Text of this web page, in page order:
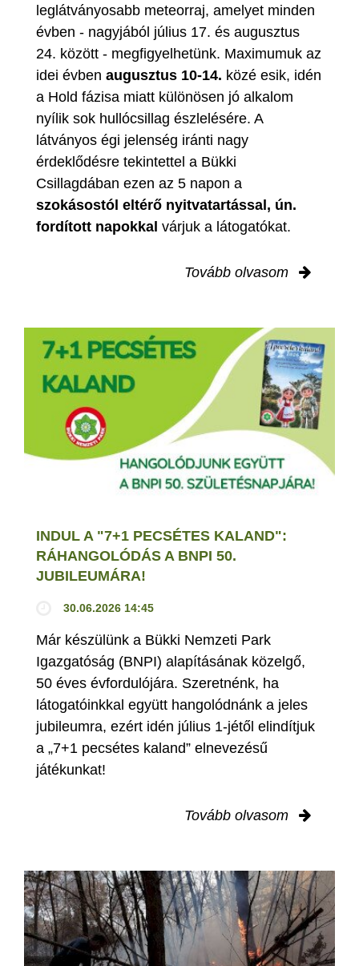
leglátványosabb meteorraj, amelyet minden
évben - nagyjából július 17. és augusztus
24. között - megfigyelhetünk. Maximumuk az
idei évben augusztus 10-14. közé esik, idén
a Hold fázisa miatt különösen jó alkalom
nyílik sok hullócsillag észlelésére. A
látványos égi jelenség iránti nagy
érdeklődésre tekintettel a Bükki
Csillagdában ezen az 5 napon a
szokásostól eltérő nyitvatartással, ún.
fordított napokkal várjuk a látogatókat.
Tovább olvasom
INDUL A "7+1 PECSÉTES KALAND":
RÁHANGOLÓDÁS A BNPI 50.
JUBILEUMÁRA!
30.06.2026 14:45
Már készülünk a Bükki Nemzeti Park
Igazgatóság (BNPI) alapításának közelgő,
50 éves évfordulójára. Szeretnénk, ha
látogatóinkkal együtt hangolódnánk a jeles
jubileumra, ezért idén július 1-jétől elindítjuk
a „7+1 pecsétes kaland” elnevezésű
játékunkat!
Tovább olvasom